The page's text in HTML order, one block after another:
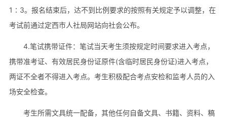
1∶3。报名结束后，达不到比例要求的按照有关规定予以调整，在
考试前通过定西市人社局网站向社会公布。
4.笔试携带证件：笔试当天考生须按规定时间要求进入考点，
携带准考证、有效居民身份证原件(含临时居民身份证)进入考点，
两证不全者不得进入考点。考生积极配合考点安检和监考人员的入
场安全检查。
考生所需文具统一配备，其他任何自备文具、书籍、资料、稿